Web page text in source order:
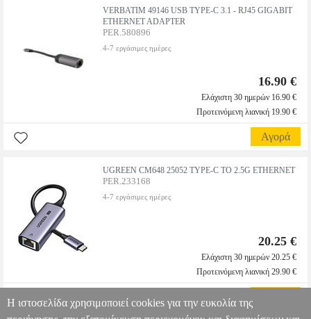
VERBATIM 49146 USB TYPE-C 3.1 - RJ45 GIGABIT
ETHERNET ADAPTER
PER.580896
4-7 εργάσιμες ημέρες
16.90 €
Ελάχιστη 30 ημερών 16.90 €
Προτεινόμενη λιανική 19.90 €
Αγορά
UGREEN CM648 25052 TYPE-C TO 2.5G ETHERNET
PER.233168
4-7 εργάσιμες ημέρες
20.25 €
Ελάχιστη 30 ημερών 20.25 €
Προτεινόμενη λιανική 29.90 €
Η ιστοσελίδα χρησιμοποιεί cookies για την ευκολία της